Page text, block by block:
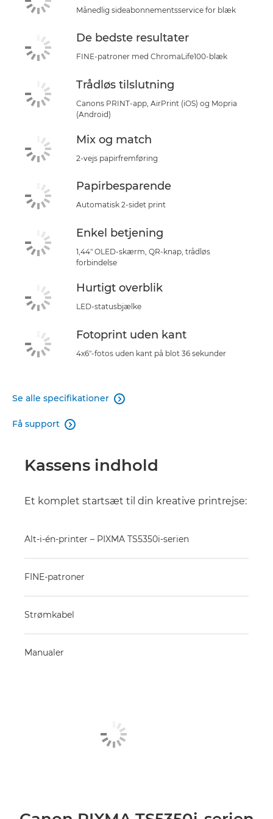
Månedlig sideabonnementsservice for blæk
De bedste resultater
FINE-patroner med ChromaLife100-blæk
Trådløs tilslutning
Canons PRINT-app, AirPrint (iOS) og Mopria
(Android)
Mix og match
2-vejs papirfremføring
Papirbesparende
Automatisk 2-sidet print
Enkel betjening
1,44" OLED-skærm, QR-knap, trådløs
forbindelse
Hurtigt overblik
LED-statusbjælke
Fotoprint uden kant
4x6"-fotos uden kant på blot 36 sekunder
Se alle specifikationer 
Få support 
Kassens indhold
Et komplet startsæt til din kreative printrejse:
Alt-i-én-printer – PIXMA TS5350i-serien
FINE-patroner
Strømkabel
Manualer